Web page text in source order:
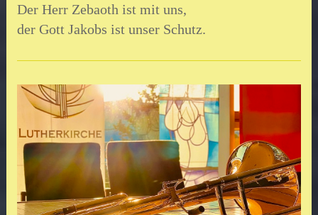
Der Herr Zebaoth ist mit uns,
der Gott Jakobs ist unser Schutz.